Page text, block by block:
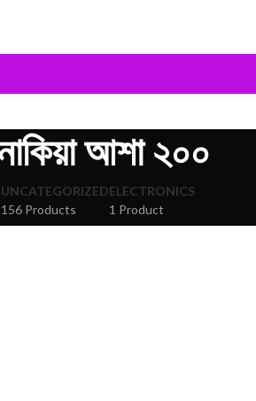
আশা ২০০
UNCATEGORIZED
156 Products
ELECTRONICS
1 Product